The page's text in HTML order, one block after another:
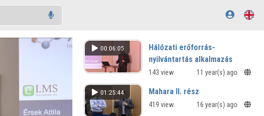
00:06:05
Hálózati erőforrás-
nyilvántartás alkalmazás
143 view 11 year(s) ago
01:25:44 Mahara II. rész
419 view 16 year(s) ago